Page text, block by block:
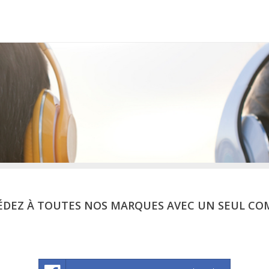
À TOUTES NOS MARQUES AVEC UN SEUL